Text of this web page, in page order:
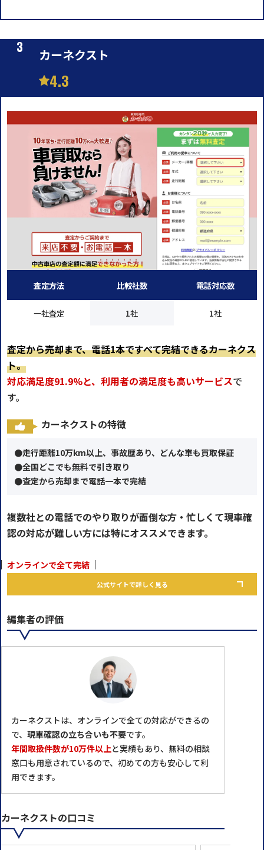
カーネクスト
4.3
査定方法
一社査定
比較社数
1社
電話対応数
1社
査定から売却まで、電話1本ですべて完結できるカーネクス
ト。
対応満足度91.9%と、利用者の満足度も高いサービスで
す。
カーネクストの特徴
●走行距離10万km以上、事故歴あり、どんな車も買取保証
●全国どこでも無料で引き取り
●査定から売却まで電話一本で完結
複数社との電話でのやり取りが面倒な方・忙しくて現車確
認の対応が難しい方には特にオススメできます。
オンラインで全て完結
公式サイトで詳しく見る
編集者の評価
カーネクストは、オンラインで全ての対応ができるの
で、 現車確認の立ち合いも不要です。
年間取扱件数が10万件以上と実績もあり、無料の相談
窓口も用意されているので、初めての方も安心して利
用できます。
カーネクストの口コミ